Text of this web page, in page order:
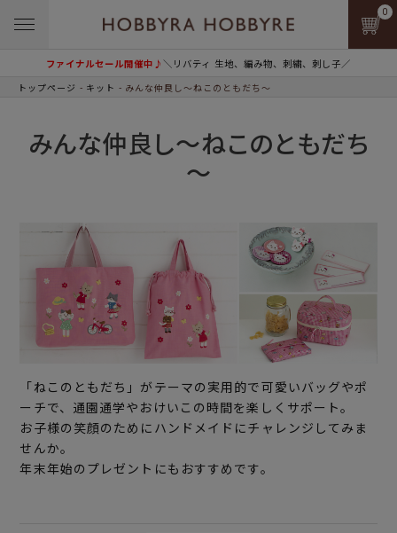
ファイナルセール開催中♪＼リバティ 生地、編み物、刺繍、刺し子／
0
トップページ キット みんな仲良し～ねこのともだち～
みんな仲良し～ねこのともだち
～
「ねこのともだち」がテーマの実用的で可愛いバッグやポ
ーチで、通園通学やおけいこの時間を楽しくサポート。
お子様の笑顔のためにハンドメイドにチャレンジしてみま
せんか。
年末年始のプレゼントにもおすすめです。